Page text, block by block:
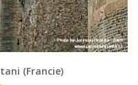
(Francie)